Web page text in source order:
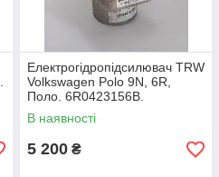
Електрогідропідсилювач TRW
Volkswagen Polo 9N, 6R,
Поло. 6R0423156B.
В наявності
5 200 ₴